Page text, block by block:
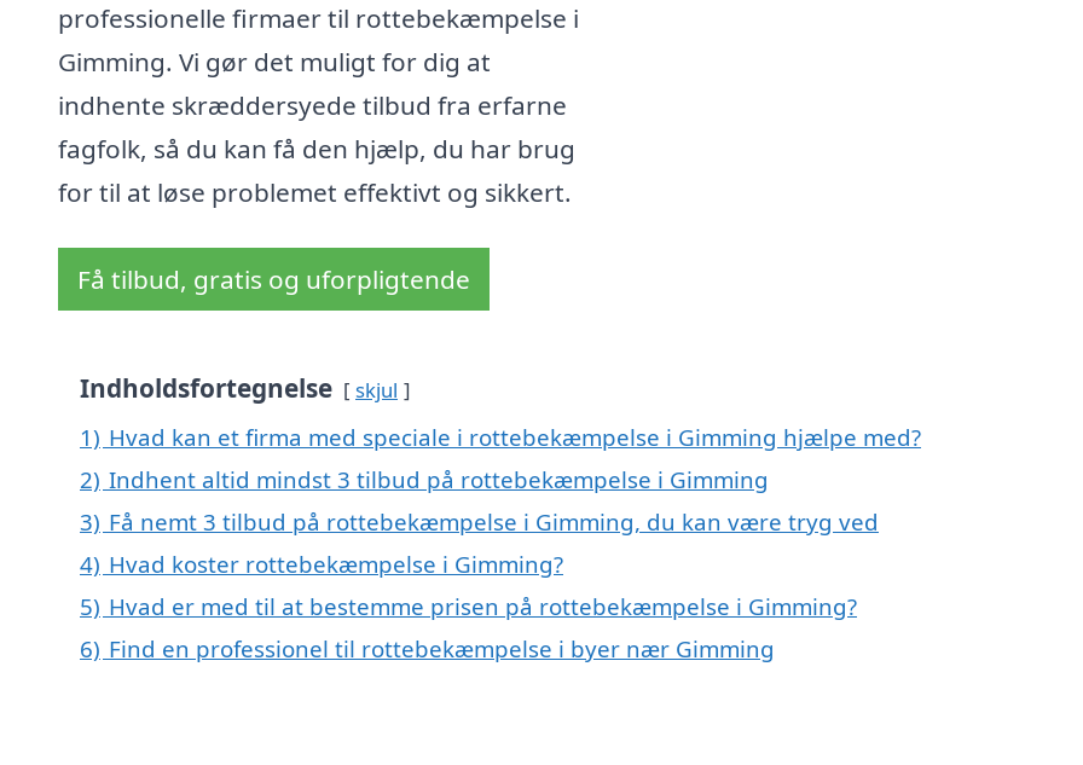
professionelle firmaer til rottebekæmpelse i
Gimming. Vi gør det muligt for dig at
indhente skræddersyede tilbud fra erfarne
fagfolk, så du kan få den hjælp, du har brug
for til at løse problemet effektivt og sikkert.
Få tilbud, gratis og uforpligtende
Indholdsfortegnelse skjul
1) Hvad kan et firma med speciale i rottebekæmpelse i Gimming hjælpe med?
2) Indhent altid mindst 3 tilbud på rottebekæmpelse i Gimming
3) Få nemt 3 tilbud på rottebekæmpelse i Gimming, du kan være tryg ved
4) Hvad koster rottebekæmpelse i Gimming?
5) Hvad er med til at bestemme prisen på rottebekæmpelse i Gimming?
6) Find en professionel til rottebekæmpelse i byer nær Gimming